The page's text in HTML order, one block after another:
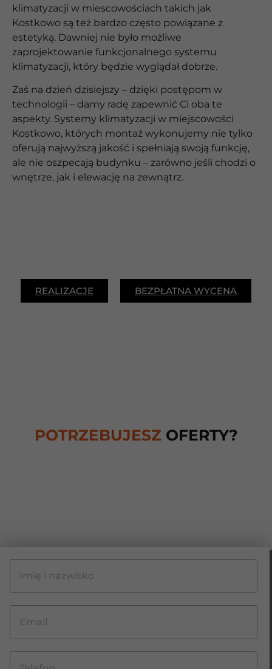
klimatyzacji w miescowościach takich jak
Kostkowo są też bardzo często powiązane z
estetyką. Dawniej nie było możliwe
zaprojektowanie funkcjonalnego systemu
klimatyzacji, który będzie wyglądał dobrze.
Zaś na dzień dzisiejszy – dzięki postępom w
technologii – damy radę zapewnić Ci oba te
aspekty. Systemy klimatyzacji w miejscowości
Kostkowo, których montaż wykonujemy nie tylko
oferują najwyższą jakość i spełniają swoją funkcję,
ale nie oszpecają budynku – zarówno jeśli chodzi o
wnętrze, jak i elewację na zewnątrz.
REALIZACJE BEZPŁATNA WYCENA
POTRZEBUJESZ OFERTY?